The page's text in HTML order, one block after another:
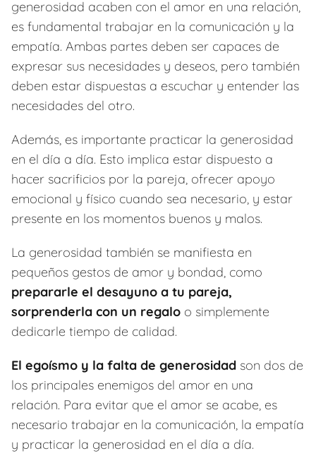
generosidad acaben con el amor en una relación,
es fundamental trabajar en la comunicación y la
empatía. Ambas partes deben ser capaces de
expresar sus necesidades y deseos, pero también
deben estar dispuestas a escuchar y entender las
necesidades del otro.
Además, es importante practicar la generosidad
en el día a día. Esto implica estar dispuesto a
hacer sacrificios por la pareja, ofrecer apoyo
emocional y físico cuando sea necesario, y estar
presente en los momentos buenos y malos.
La generosidad también se manifiesta en
pequeños gestos de amor y bondad, como
prepararle el desayuno a tu pareja,
sorprenderla con un regalo o simplemente
dedicarle tiempo de calidad.
El egoísmo y la falta de generosidad son dos de
los principales enemigos del amor en una
relación. Para evitar que el amor se acabe, es
necesario trabajar en la comunicación, la empatía
y practicar la generosidad en el día a día.